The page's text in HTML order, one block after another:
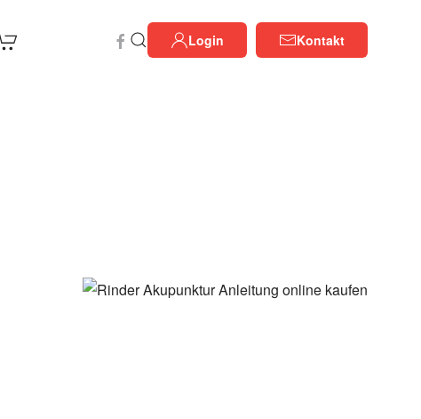
Login Kontakt